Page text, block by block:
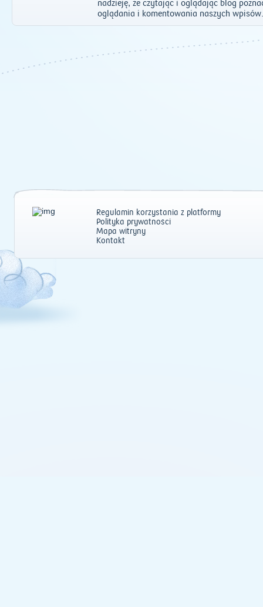
nadzieję, że czytając i oglądając blog
oglądania i komentowania naszych wpisów.
Regulamin korzystania z platformy
Polityka prywatności
Mapa witryny
Kontakt